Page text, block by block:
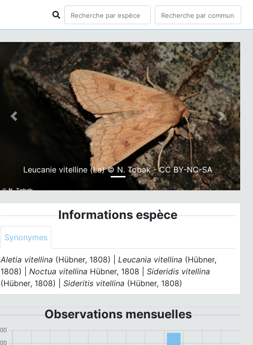
Leucanie vitelline (La) © N. Tobak - CC BY-NC-SA
Previous Next
Informations espèce
Synonymes
Aletia vitellina (Hübner, 1808) |Leucania vitellina (Hübner,
1808) |Noctua vitellina Hübner, 1808 |Sideridis vitellina
(Hübner, 1808) |Sideritis vitellina (Hübner, 1808)
Observations mensuelles